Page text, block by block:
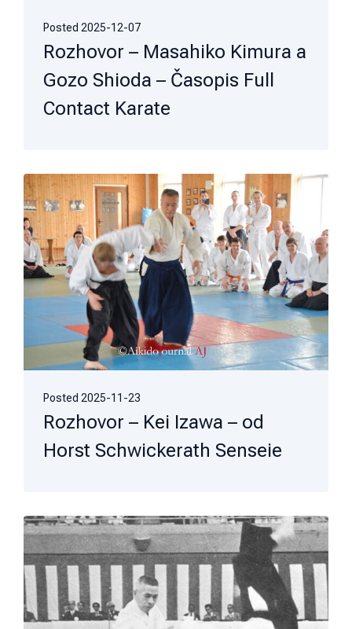
Posted 2025-12-07
Rozhovor – Masahiko Kimura a
Gozo Shioda – Časopis Full
Contact Karate
Posted 2025-11-23
Rozhovor – Kei Izawa – od
Horst Schwickerath Senseie